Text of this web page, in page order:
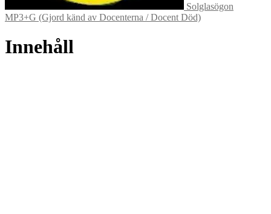
Solglasögon
MP3+G (Gjord känd av Docenterna / Docent Död)
Innehåll